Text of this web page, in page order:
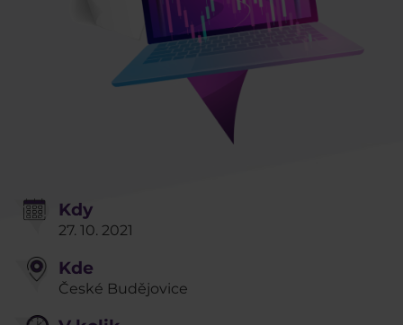
Kdy
27. 10. 2021
Kde
České Budějovice